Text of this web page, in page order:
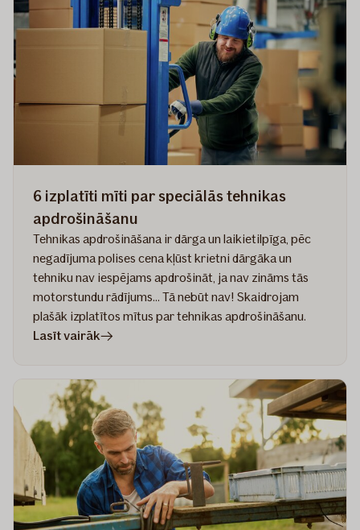
–
kā
sagatavoties?
Gundegas
Skudriņas
pieredze
6 izplatīti mīti par speciālās tehnikas
apdrošināšanu
Tehnikas apdrošināšana ir dārga un laikietilpīga, pēc
negadījuma polises cena kļūst krietni dārgāka un
tehniku nav iespējams apdrošināt, ja nav zināms tās
motorstundu rādījums... Tā nebūt nav! Skaidrojam
plašāk izplatītos mītus par tehnikas apdrošināšanu.
Lasīt vairākrakstā
mīti
par
speciālās
tehnikas
apdrošināšanu